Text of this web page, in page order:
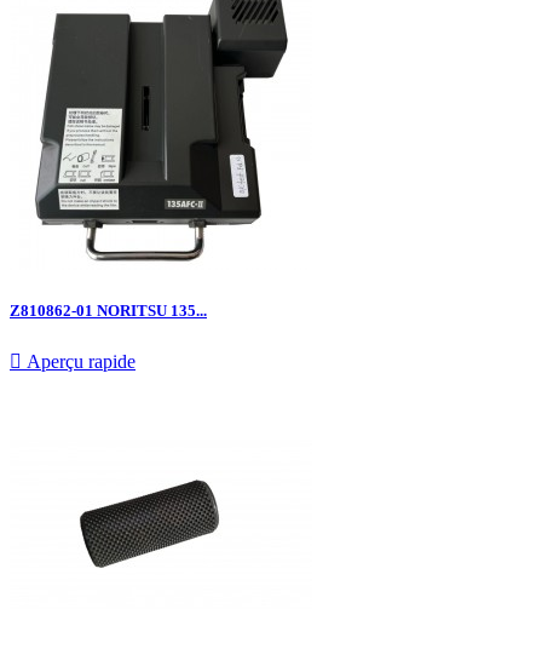
Z810862-01 NORITSU 135...
 Aperçu rapide